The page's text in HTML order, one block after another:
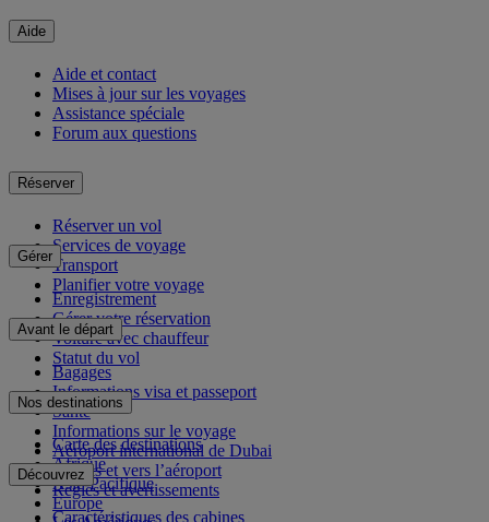
Aide
Aide et contact
Mises à jour sur les voyages
Assistance spéciale
Forum aux questions
Réserver
Réserver un vol
Services de voyage
Transport
Planifier votre voyage
Gérer
Enregistrement
Gérer votre réservation
Voiture avec chauffeur
Statut du vol
Avant le départ
Bagages
Informations visa et passeport
Santé
Informations sur le voyage
Aéroport international de Dubai
Depuis et vers l’aéroport
Règles et avertissements
Nos destinations
Carte des destinations
Afrique
Asie-Pacifique
Europe
Découvrez
Caractéristiques des cabines